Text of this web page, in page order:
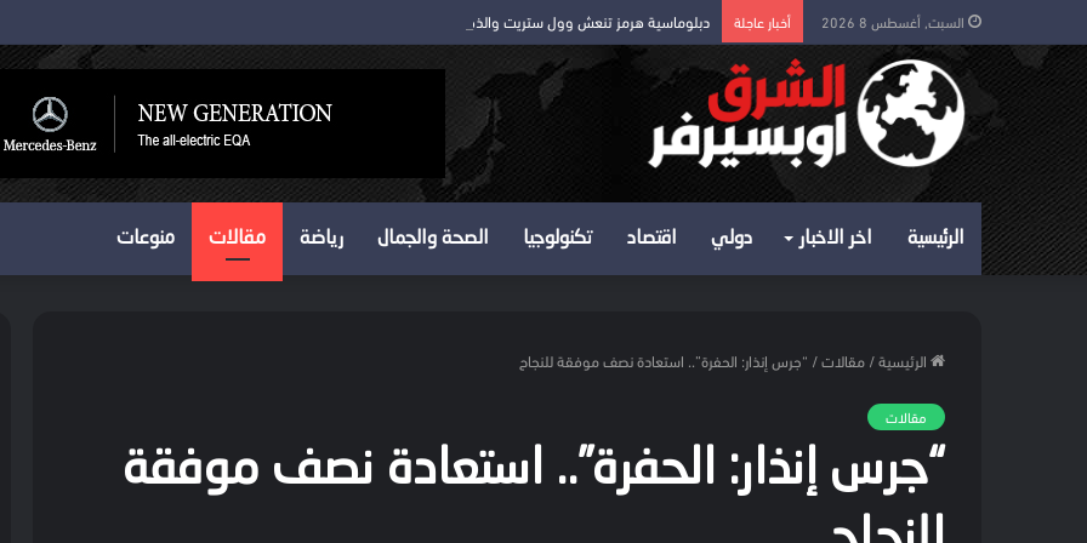
السبت, أغسطس 8 2026 أخبار عاجلة دبلوماسية هرمز تنعش وول ستريت والذهب يتمسك بمكاسبه
الرئيسية اخر الاخبار دولي اقتصاد تكنولوجيا الصحة والجمال رياضة مقالات منوعات
الرئيسية/ مقالات/ “جرس إنذار: الحفرة”.. استعادة نصف موفقة للنجاح
مقالات
“جرس إنذار: الحفرة”.. استعادة نصف موفقة